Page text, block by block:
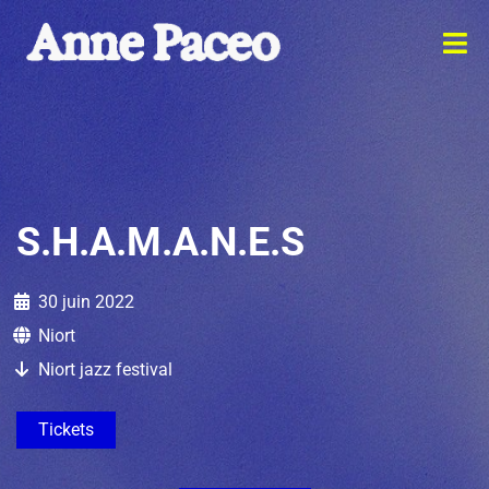
S.H.A.M.A.N.E.S
30 juin 2022
Niort
Niort jazz festival
Tickets